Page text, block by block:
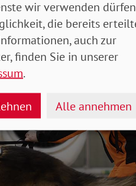
wir verwenden
die bereits
auch zur
finden Sie in unserer
.
Alle annehmen